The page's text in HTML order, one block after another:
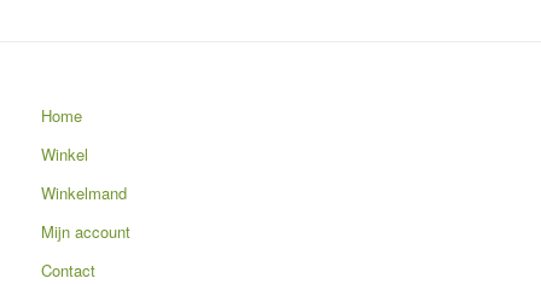
Home
Winkel
Winkelmand
Mijn account
Contact